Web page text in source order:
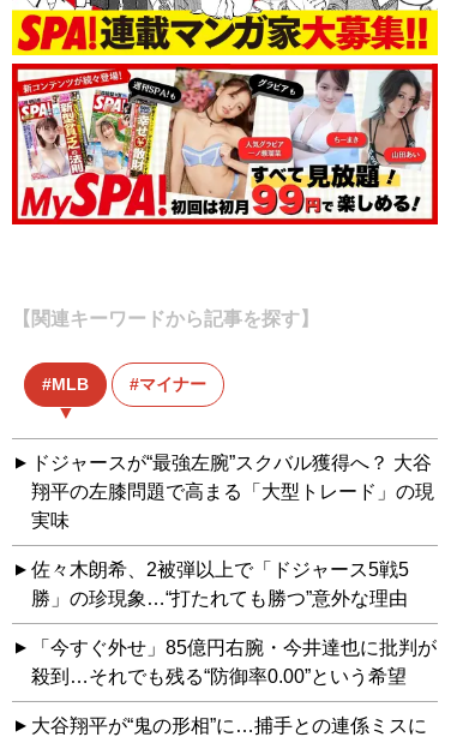
【関連キーワードから記事を探す】
MLB マイナー
ドジャースが“最強左腕”スクバル獲得へ？ 大谷
翔平の左膝問題で高まる「大型トレード」の現
実味
佐々木朗希、2被弾以上で「ドジャース5戦5
勝」の珍現象…“打たれても勝つ”意外な理由
「今すぐ外せ」85億円右腕・今井達也に批判が
殺到…それでも残る“防御率0.00”という希望
大谷翔平が“鬼の形相”に…捕手との連係ミスに